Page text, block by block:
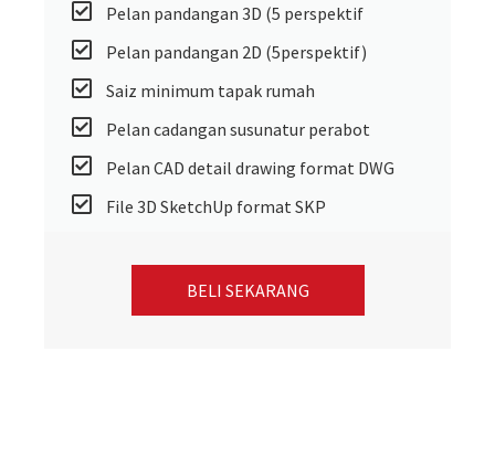
Pelan pandangan 3D (5 perspektif
Pelan pandangan 2D (5perspektif)
Saiz minimum tapak rumah
Pelan cadangan susunatur perabot
Pelan CAD detail drawing format DWG
File 3D SketchUp format SKP
BELI SEKARANG